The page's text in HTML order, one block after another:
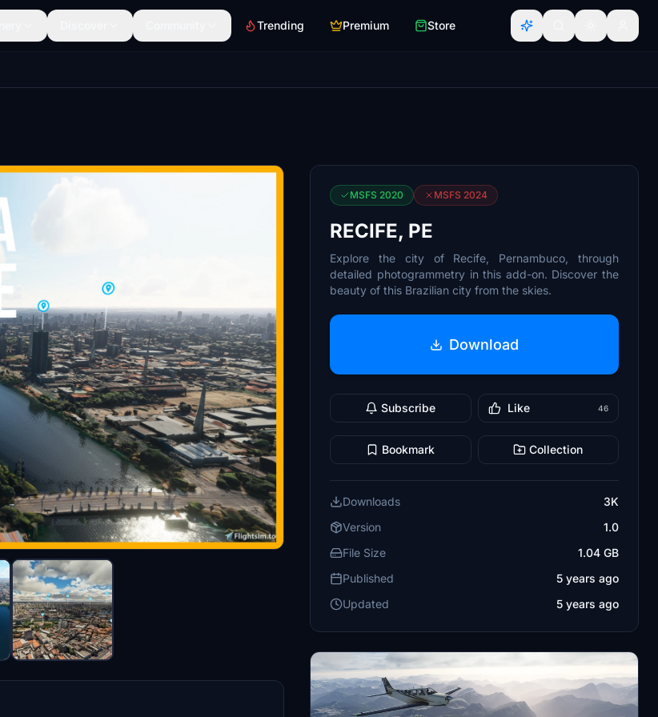
Trending Premium Store
MSFS 2020 MSFS 2024
RECIFE, PE
Explore the city of Recife, Pernambuco, through
detailed photogrammetry in this add-on. Discover the
beauty of this Brazilian city from the skies.
Download
Subscribe Like 46
Bookmark Collection
Downloads
3K
Version
1.0
File Size
1.04 GB
Published
5 years ago
Updated
5 years ago